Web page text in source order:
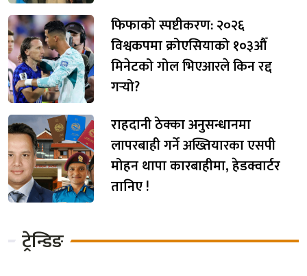
फिफाको स्पष्टीकरण: २०२६
विश्वकपमा क्रोएसियाको १०३औँ
मिनेटको गोल भिएआरले किन रद्द
गर्‍यो?
राहदानी ठेक्का अनुसन्धानमा
लापरबाही गर्ने अख्तियारका एसपी
मोहन थापा कारबाहीमा, हेडक्वार्टर
तानिए !
ट्रेन्डिङ